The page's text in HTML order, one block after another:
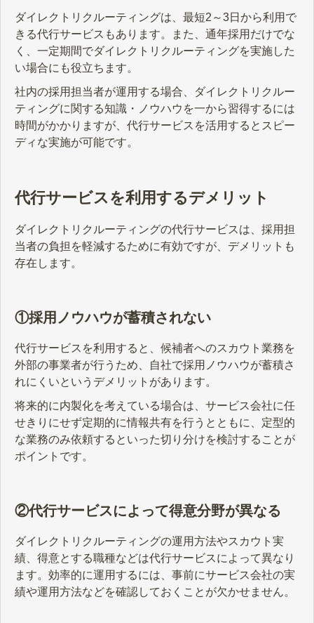
ダイレクトリクルーティングは、最短2～3日から利用で
きる代行サービスもあります。また、通年採用だけでな
く、一定期間でダイレクトリクルーティングを実施した
い場合にも役立ちます。
社内の採用担当者が運用する場合、ダイレクトリクルー
ティングに関する知識・ノウハウを一から習得するには
時間がかかりますが、代行サービスを活用するとスピー
ディな実施が可能です。
代行サービスを利用するデメリット
ダイレクトリクルーティングの代行サービスは、採用担
当者の負担を軽減するために有効ですが、デメリットも
存在します。
①採用ノウハウが蓄積されない
代行サービスを利用すると、候補者へのスカウト業務を
外部の事業者が行うため、自社で採用ノウハウが蓄積さ
れにくいというデメリットがあります。
将来的に内製化を考えている場合は、サービス会社に任
せきりにせず定期的に情報共有を行うとともに、定型的
な業務のみ依頼するといった切り分けを検討することが
ポイントです。
②代行サービスによって得意分野が異なる
ダイレクトリクルーティングの運用方法やスカウト実
績、得意とする職種などは代行サービスによって異なり
ます。効率的に運用するには、事前にサービス会社の実
績や運用方法などを確認しておくことが欠かせません。